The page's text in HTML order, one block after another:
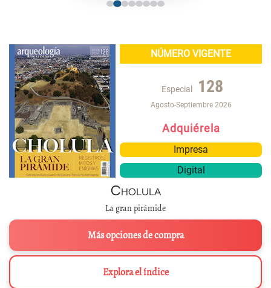
NÚMERO VIGENTE
Especial 128
Agosto-Septiembre 2026
Adquiérela
Impresa
Digital
Cholula
La gran pirámide
Más opciones de compra
Explora el índice